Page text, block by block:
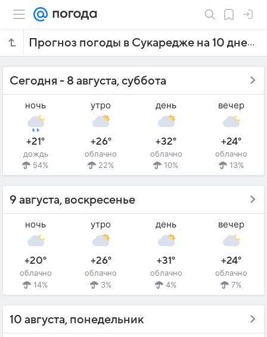
Прогноз погоды в Сукаредже на 10 дней
Сегодня - 8 августа, суббота
ночь
+21°
дождь
54%
утро
+26°
облачно
22%
день
+32°
облачно
10%
вечер
+24°
облачно
13%
9 августа, воскресенье
ночь
+20°
облачно
14%
утро
+26°
облачно
3%
день
+31°
облачно
4%
вечер
+24°
облачно
7%
10 августа, понедельник